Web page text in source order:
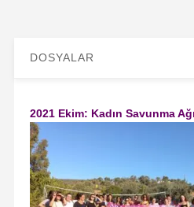
DOSYALAR
2021 Ekim: Kadın Savunma